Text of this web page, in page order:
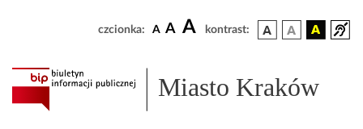
czcionka: A A A kontrast:
Miasto Kraków